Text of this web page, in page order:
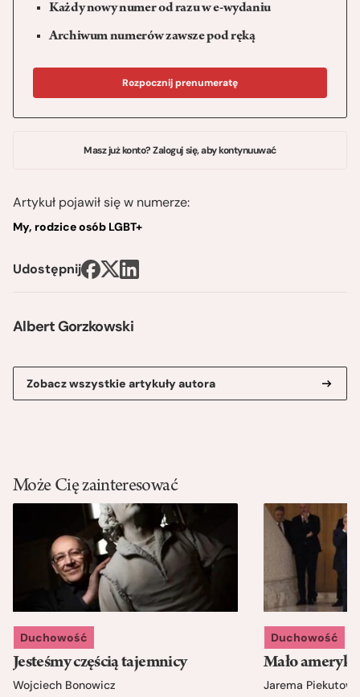
Albert Gorzkowski
Zobacz wszystkie artykuły autora
Każdy nowy numer od razu w e-wydaniu
Archiwum numerów zawsze pod ręką
Rozpocznij prenumeratę
Masz już konto? Zaloguj się, aby kontynuuwać
Artykuł pojawił się w numerze:
My, rodzice osób LGBT+
Udostępnij
Może Cię zainteresować
Duchowość
Jesteśmy częścią tajemnicy
Wojciech Bonowicz
Duchowość
Mało
Jarema